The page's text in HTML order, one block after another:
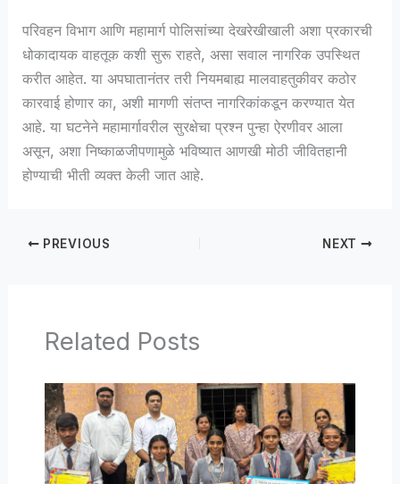
परिवहन विभाग आणि महामार्ग पोलिसांच्या देखरेखीखाली अशा प्रकारची
धोकादायक वाहतूक कशी सुरू राहते, असा सवाल नागरिक उपस्थित
करीत आहेत. या अपघातानंतर तरी नियमबाह्य मालवाहतुकीवर कठोर
कारवाई होणार का, अशी मागणी संतप्त नागरिकांकडून करण्यात येत
आहे. या घटनेने महामार्गावरील सुरक्षेचा प्रश्न पुन्हा ऐरणीवर आला
असून, अशा निष्काळजीपणामुळे भविष्यात आणखी मोठी जीवितहानी
होण्याची भीती व्यक्त केली जात आहे.
PREVIOUS NEXT
Related Posts